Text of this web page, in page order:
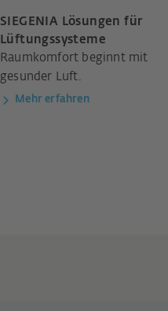
SIEGENIA Lösungen für
Lüftungssysteme
Raumkomfort beginnt mit
gesunder Luft.
Mehr erfahren